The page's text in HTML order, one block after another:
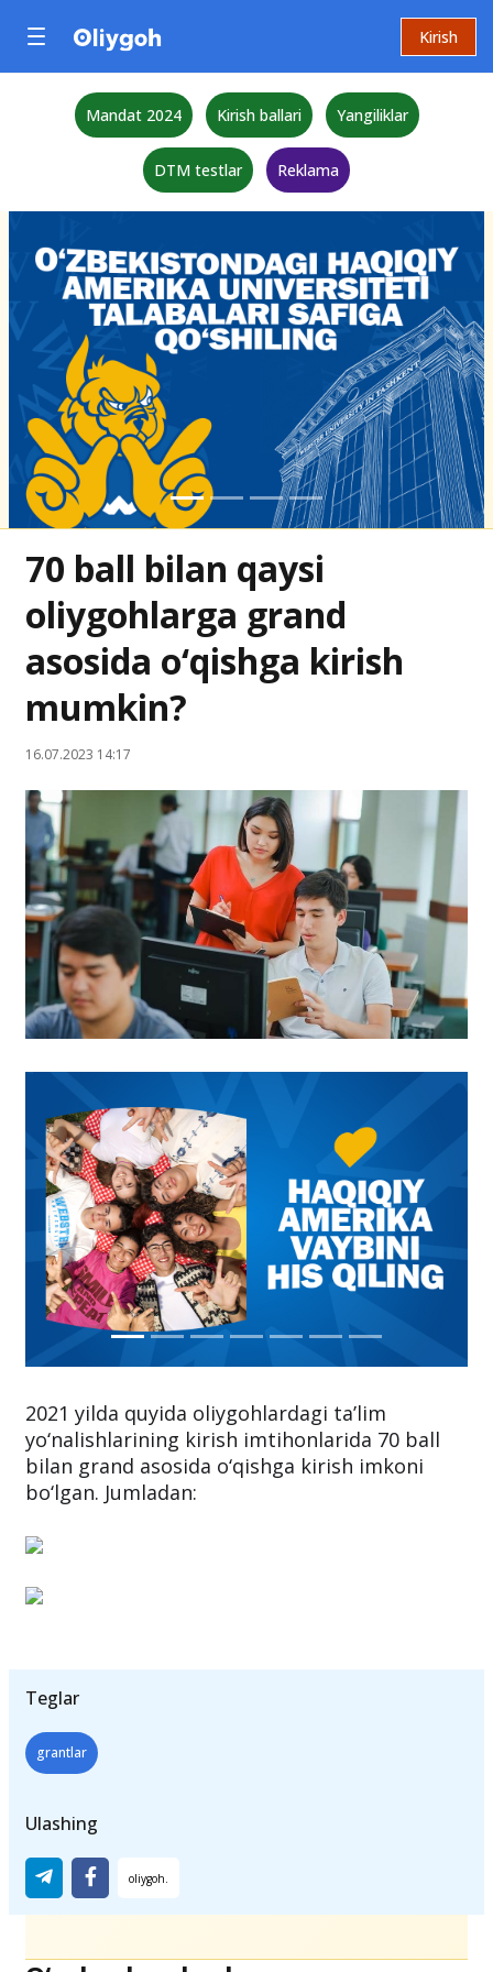
Kirish
Mandat 2024 Kirish ballari Yangiliklar
DTM testlar Reklama
70 ball bilan qaysi
oliygohlarga grand
asosida o‘qishga kirish
mumkin?
16.07.2023 14:17
2021 yilda quyida oliygohlardagi ta’lim
yo‘nalishlarining kirish imtihonlarida 70 ball
bilan grand asosida o‘qishga kirish imkoni
bo‘lgan. Jumladan:
Teglar
grantlar
Ulashing